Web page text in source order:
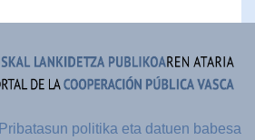
Pribatasun politika eta datuen babesa